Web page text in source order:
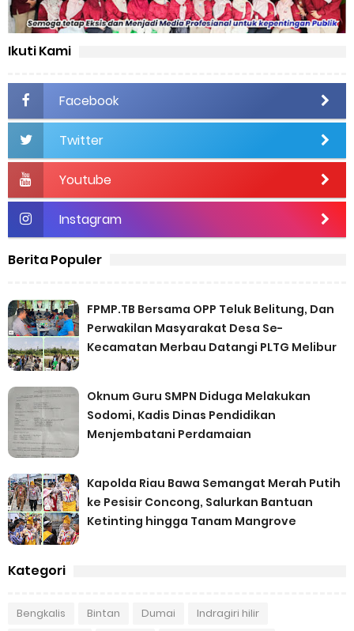
Ikuti Kami
Facebook
Twitter
Youtube
Instagram
Berita Populer
FPMP.TB Bersama OPP Teluk Belitung, Dan
Perwakilan Masyarakat Desa Se-
Kecamatan Merbau Datangi PLTG Melibur
Oknum Guru SMPN Diduga Melakukan
Sodomi, Kadis Dinas Pendidikan
Menjembatani Perdamaian
Kapolda Riau Bawa Semangat Merah Putih
ke Pesisir Concong, Salurkan Bantuan
Ketinting hingga Tanam Mangrove
Kategori
Bengkalis Bintan Dumai
Indragiri hilir